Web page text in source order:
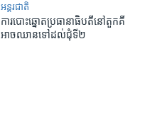
អន្តរជាតិ
ការបោះឆ្នោត​ប្រធានាធិបតី​នៅ​តួកគី​
អាច​ឈាន​ទៅ​ដល់​ជុំទី២